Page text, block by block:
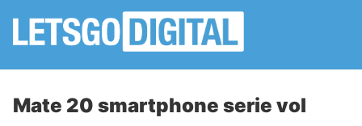
Mate 20 smartphone serie vol